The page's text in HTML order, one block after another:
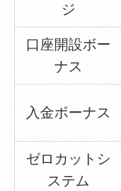
ジ
口座開設ボー
ナス
入金ボーナス
ゼロカットシ
ステム